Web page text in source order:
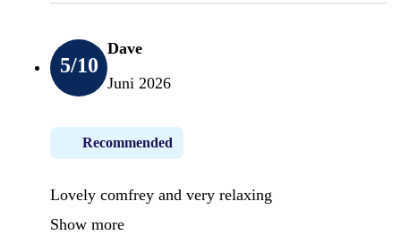
5/10
Dave
Juni 2026
Recommended
Lovely comfrey and very relaxing
Show more